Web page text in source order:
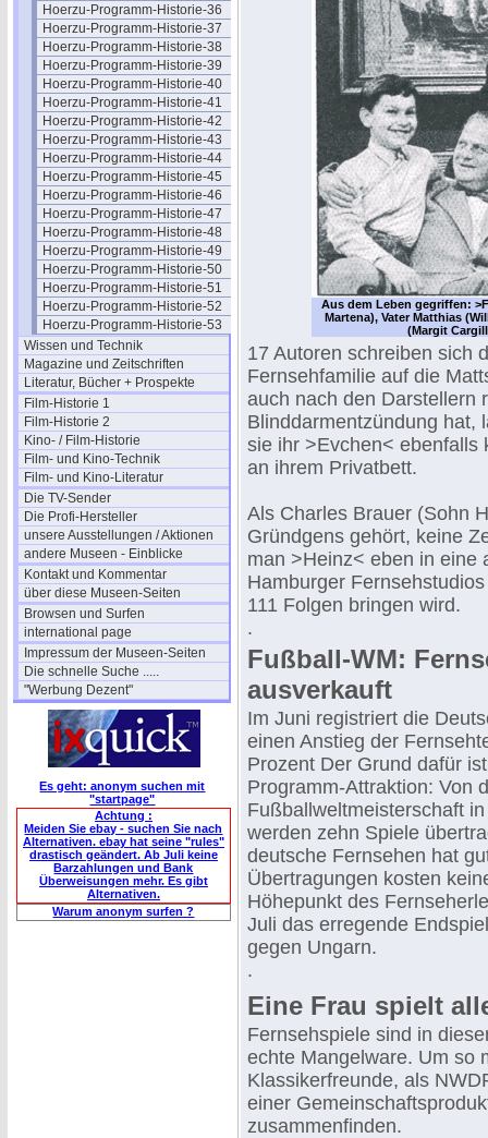
Hoerzu-Programm-Historie-36
Hoerzu-Programm-Historie-37
Hoerzu-Programm-Historie-38
Hoerzu-Programm-Historie-39
Hoerzu-Programm-Historie-40
Hoerzu-Programm-Historie-41
Hoerzu-Programm-Historie-42
Hoerzu-Programm-Historie-43
Hoerzu-Programm-Historie-44
Hoerzu-Programm-Historie-45
Hoerzu-Programm-Historie-46
Hoerzu-Programm-Historie-47
Hoerzu-Programm-Historie-48
Hoerzu-Programm-Historie-49
Hoerzu-Programm-Historie-50
Hoerzu-Programm-Historie-51
Hoerzu-Programm-Historie-52
Hoerzu-Programm-Historie-53
Wissen und Technik
Magazine und Zeitschriften
Literatur, Bücher + Prospekte
Film-Historie 1
Film-Historie 2
Kino- / Film-Historie
Film- und Kino-Technik
Film- und Kino-Literatur
Die TV-Sender
Die Profi-Hersteller
unsere Ausstellungen / Aktionen
andere Museen - Einblicke
Kontakt und Kommentar
über diese Museen-Seiten
Browsen und Surfen
international page
Impressum der Museen-Seiten
Die schnelle Suche .....
"Werbung Dezent"
Es geht: anonym suchen mit
"startpage"
Achtung :
Meiden Sie ebay - suchen Sie nach
Alternativen. ebay hat seine "rules"
drastisch geändert. Ab Juli keine
Barzahlungen und Bank
Überweisungen mehr. Es gibt
Alternativen.
Warum anonym surfen ?
Aus dem Leben gegriffen:
Martena), Vater Matthias
(Margit
17 Autoren schreiben sich
Fernsehfamilie auf die
auch nach den Darstellern
Blinddarmentzündung hat,
sie ihr >Evchen< ebenfalls
an ihrem Privatbett.
Als Charles Brauer (Sohn
Gründgens gehört, keine
man >Heinz< eben in eine
Hamburger
111 Folgen bringen wird.
.
Fußball-WM:
ausverkauft
Im Juni registriert die
einen Anstieg der
Prozent Der Grund dafür
Programm-Attraktion: Von
Fußballweltmeisterschaft
werden zehn Spiele
deutsche Fernsehen hat
Übertragungen kosten
Höhepunkt des
Juli das erregende
gegen Ungarn.
.
Eine Frau spielt
Fernsehspiele sind in
echte Mangelware. Um so
Klassikerfreunde, als
einer
zusammenfinden.